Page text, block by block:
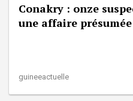
Conakry : onze
une affaire
guineeactuelle